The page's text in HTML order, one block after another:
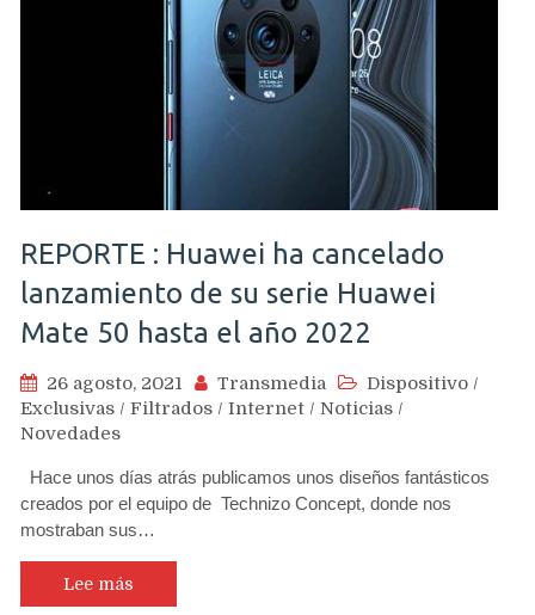
REPORTE : Huawei ha cancelado
lanzamiento de su serie Huawei
Mate 50 hasta el año 2022
26 agosto, 2021 Transmedia Dispositivo /
Exclusivas / Filtrados / Internet / Noticias /
Novedades
Hace unos días atrás publicamos unos diseños fantásticos
creados por el equipo de Technizo Concept, donde nos
mostraban sus…
Lee más